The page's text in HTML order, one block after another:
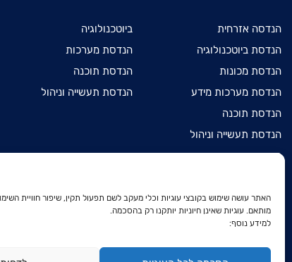
האתר עושה שימוש בקובצי עוגיות וכלי מעקב לשם תפעול תקין, שיפור חוויית
מותאם. עוגיות שאינן חיוניות יותקנו רק בהסכמה.
למידע נוסף:
הנדסה אזרחית
הנדסת ביוטכנולוגיה
הנדסת מכונות
הנדסת מערכות מידע
הנדסת תוכנה
הנדסת תעשייה וניהול
מדעי המחשב
הנדסת חשמל ואלקטרוניקה
דו-חוגי בהנדסת חשמל
ואלקטרוניקה ובהנדסת מכונות
דו-חוגי בהנדסת חשמל
ביוטכנולוגיה
הנדסת מערכות
הנדסת תוכנה
הנדסת תעשייה וניהול